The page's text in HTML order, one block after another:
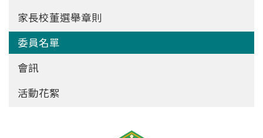
家長校董選舉章則
委員名單
會訊
活動花絮